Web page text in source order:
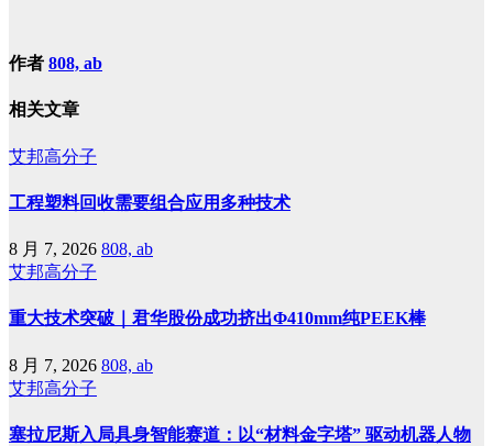
作者 808, ab
相关文章
艾邦高分子
工程塑料回收需要组合应用多种技术
8 月 7, 2026 808, ab
艾邦高分子
重大技术突破｜君华股份成功挤出Φ410mm纯PEEK棒
8 月 7, 2026 808, ab
艾邦高分子
塞拉尼斯入局具身智能赛道：以“材料金字塔” 驱动机器人物